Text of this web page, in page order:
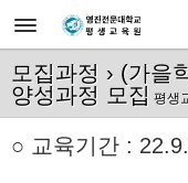
모집과정 › (가을
양성과정 모집 평생
○ 교육기간 :